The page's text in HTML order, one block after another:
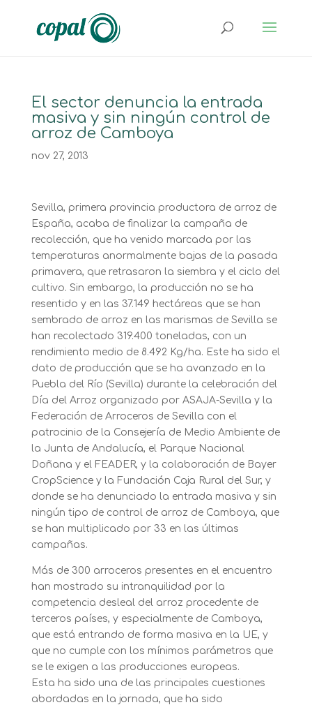
El sector denuncia la entrada
masiva y sin ningún control de
arroz de Camboya
nov 27, 2013
Sevilla, primera provincia productora de arroz de
España, acaba de finalizar la campaña de
recolección, que ha venido marcada por las
temperaturas anormalmente bajas de la pasada
primavera, que retrasaron la siembra y el ciclo del
cultivo. Sin embargo, la producción no se ha
resentido y en las 37.149 hectáreas que se han
sembrado de arroz en las marismas de Sevilla se
han recolectado 319.400 toneladas, con un
rendimiento medio de 8.492 Kg/ha. Este ha sido el
dato de producción que se ha avanzado en la
Puebla del Río (Sevilla) durante la celebración del
Día del Arroz organizado por ASAJA-Sevilla y la
Federación de Arroceros de Sevilla con el
patrocinio de la Consejería de Medio Ambiente de
la Junta de Andalucía, el Parque Nacional
Doñana y el FEADER, y la colaboración de Bayer
CropScience y la Fundación Caja Rural del Sur, y
donde se ha denunciado la entrada masiva y sin
ningún tipo de control de arroz de Camboya, que
se han multiplicado por 33 en las últimas
campañas.
Más de 300 arroceros presentes en el encuentro
han mostrado su intranquilidad por la
competencia desleal del arroz procedente de
terceros países, y especialmente de Camboya,
que está entrando de forma masiva en la UE, y
que no cumple con los mínimos parámetros que
se le exigen a las producciones europeas.
Esta ha sido una de las principales cuestiones
abordadas en la jornada, que ha sido